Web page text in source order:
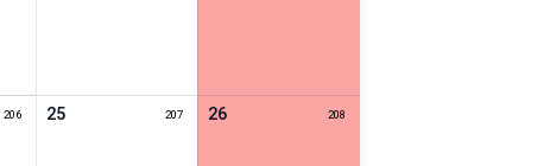
206 25 207 26 208